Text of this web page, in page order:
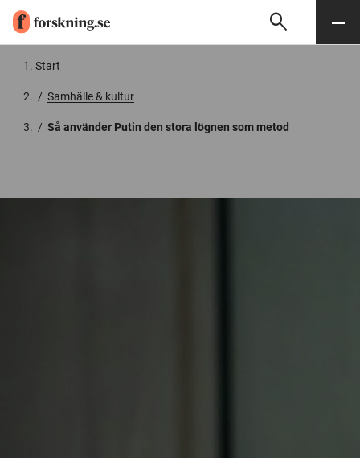
Söksearch Meny
Start
/ Samhälle & kultur
/ Så använder Putin den stora lögnen som metod